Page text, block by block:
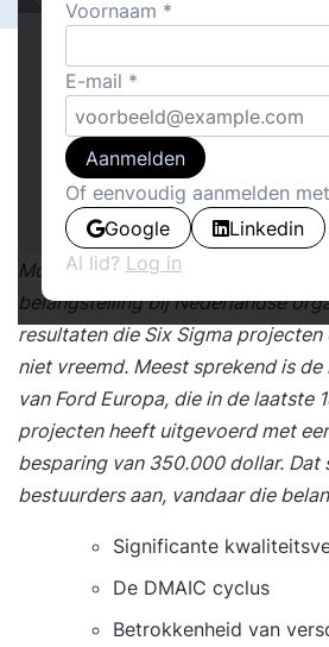
Momenteel staat het Six Sigma
belangstelling bij Nederlandse
resultaten die Six Sigma
niet vreemd. Meest sprekend is
van Ford Europa, die in de laatste
projecten heeft uitgevoerd met
besparing van 350.000 dollar. Dat
bestuurders aan, vandaar die
Significante
De DMAIC cyclus
Betrokkenheid van
Voornaam
E-mail
Aanmelden
Of eenvoudig aanmelden
Google
Linkedin
Al lid? Log in